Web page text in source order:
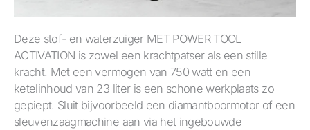
Deze stof- en waterzuiger MET POWER TOOL
ACTIVATION is zowel een krachtpatser als een stille
kracht. Met een vermogen van 750 watt en een
ketelinhoud van 23 liter is een schone werkplaats zo
gepiept. Sluit bijvoorbeeld een diamantboormotor of een
sleuvenzaagmachine aan via het ingebouwde